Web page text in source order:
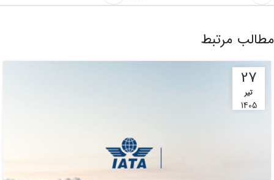
مطالب مرتبط
27
تیر
1405